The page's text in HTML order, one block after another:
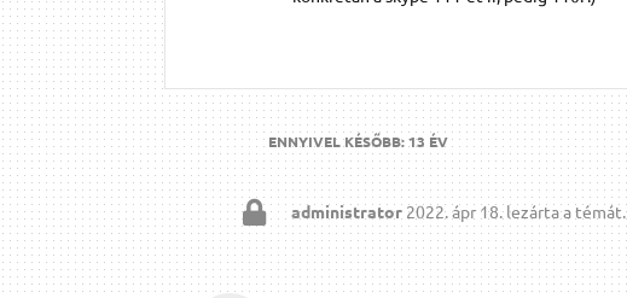
ENNYIVEL KÉSŐBB:13 ÉV
administrator 2022. ápr 18.lezárta a témát.